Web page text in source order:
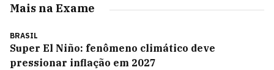
Mais na Exame
BRASIL
Super El Niño: fenômeno climático deve
pressionar inflação em 2027